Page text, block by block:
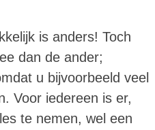
is anders! Toch
dan de ander;
u bijvoorbeeld veel
Voor iedereen is er,
te nemen, wel een